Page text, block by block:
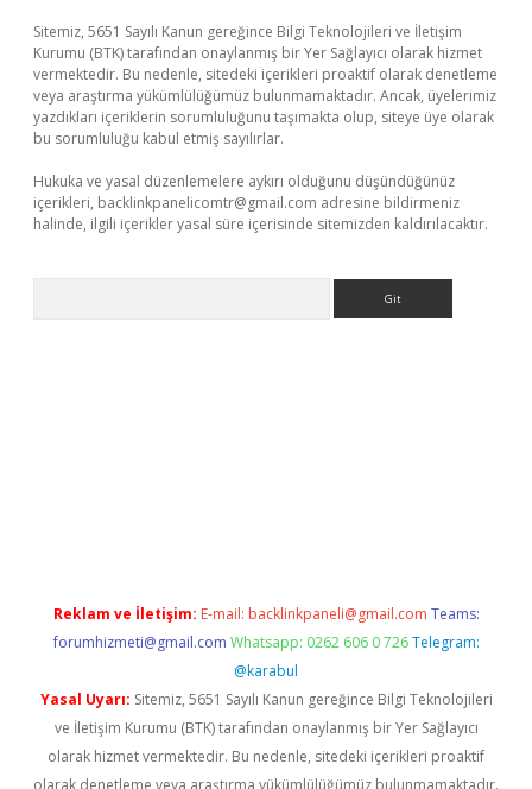
Sitemiz, 5651 Sayılı Kanun gereğince Bilgi Teknolojileri ve İletişim
Kurumu (BTK) tarafından onaylanmış bir Yer Sağlayıcı olarak hizmet
vermektedir. Bu nedenle, sitedeki içerikleri proaktif olarak denetleme
veya araştırma yükümlülüğümüz bulunmamaktadır. Ancak, üyelerimiz
yazdıkları içeriklerin sorumluluğunu taşımakta olup, siteye üye olarak
bu sorumluluğu kabul etmiş sayılırlar.
Hukuka ve yasal düzenlemelere aykırı olduğunu düşündüğünüz
içerikleri, backlinkpanelicomtr@gmail.com adresine bildirmeniz
halinde, ilgili içerikler yasal süre içerisinde sitemizden kaldırılacaktır.
Reklam ve İletişim: E-mail: backlinkpaneli@gmail.com Teams:
forumhizmeti@gmail.com Whatsapp: 0262 606 0 726 Telegram:
@karabul
Yasal Uyarı: Sitemiz, 5651 Sayılı Kanun gereğince Bilgi Teknolojileri
ve İletişim Kurumu (BTK) tarafından onaylanmış bir Yer Sağlayıcı
olarak hizmet vermektedir. Bu nedenle, sitedeki içerikleri proaktif
olarak denetleme veya araştırma yükümlülüğümüz bulunmamaktadır.